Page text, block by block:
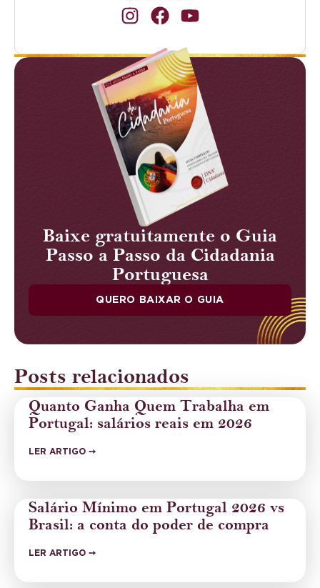
Baixe gratuitamente o Guia
Passo a Passo da Cidadania
Portuguesa
QUERO BAIXAR O GUIA
Posts relacionados
Quanto Ganha Quem Trabalha em
Portugal: salários reais em 2026
LER ARTIGO ➙
Salário Mínimo em Portugal 2026 vs
Brasil: a conta do poder de compra
LER ARTIGO ➙